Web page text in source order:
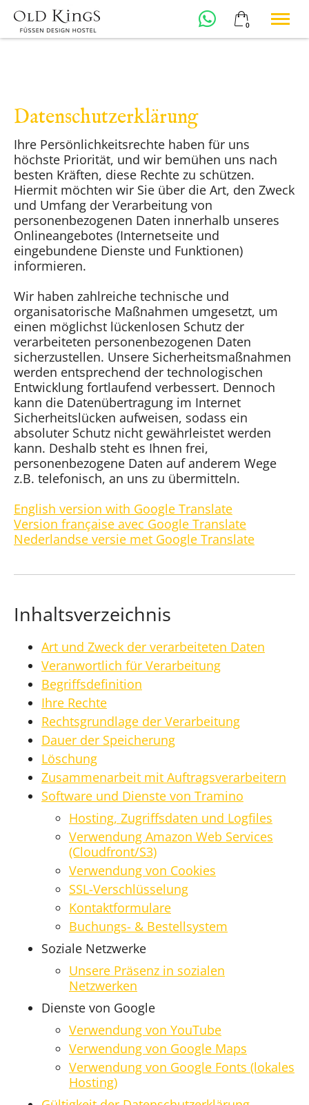
Rooms
Food & Drinks
Füssen
Booking
Contact
English
phone+49 8362 989 93 65
0
Datenschutzerklärung
Ihre Persönlichkeitsrechte haben für uns
höchste Priorität, und wir bemühen uns nach
besten Kräften, diese Rechte zu schützen.
Hiermit möchten wir Sie über die Art, den Zweck
und Umfang der Verarbeitung von
personenbezogenen Daten innerhalb unseres
Onlineangebotes (Internetseite und
eingebundene Dienste und Funktionen)
informieren.
Wir haben zahlreiche technische und
organisatorische Maßnahmen umgesetzt, um
einen möglichst lückenlosen Schutz der
verarbeiteten personenbezogenen Daten
sicherzustellen. Unsere Sicherheitsmaßnahmen
werden entsprechend der technologischen
Entwicklung fortlaufend verbessert. Dennoch
kann die Datenübertragung im Internet
Sicherheitslücken aufweisen, sodass ein
absoluter Schutz nicht gewährleistet werden
kann. Deshalb steht es Ihnen frei,
personenbezogene Daten auf anderem Wege
z.B. telefonisch, an uns zu übermitteln.
English version with Google Translate
Version française avec Google Translate
Nederlandse versie met Google Translate
Inhaltsverzeichnis
Art und Zweck der verarbeiteten Daten
Veranwortlich für Verarbeitung
Begriffsdefinition
Ihre Rechte
Rechtsgrundlage der Verarbeitung
Dauer der Speicherung
Löschung
Zusammenarbeit mit Auftragsverarbeitern
Software und Dienste von Tramino
Hosting, Zugriffsdaten und Logfiles
Verwendung Amazon Web Services
(Cloudfront/S3)
Verwendung von Cookies
SSL-Verschlüsselung
Kontaktformulare
Buchungs- & Bestellsystem
Soziale Netzwerke
Unsere Präsenz in sozialen
Netzwerken
Dienste von Google
Verwendung von YouTube
Verwendung von Google Maps
Verwendung von Google Fonts (lokales
Hosting)